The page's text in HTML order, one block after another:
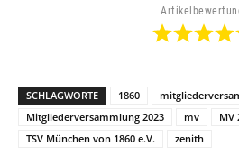
SCHLAGWORTE 1860
Mitgliederversammlung 2023
mv MV
TSV München von 1860 e.V.
zenith